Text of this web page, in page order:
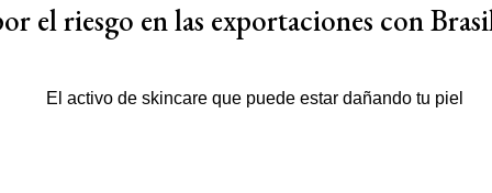
el riesgo en las exportaciones con